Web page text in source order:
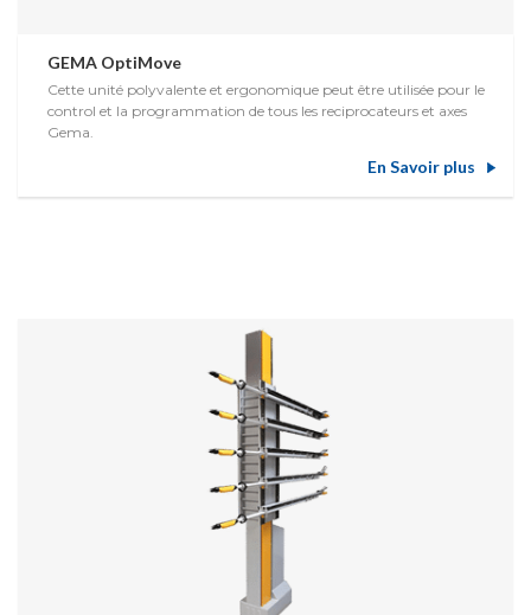
GEMA OptiMove
Cette unité polyvalente et ergonomique peut être utilisée pour le
control et la programmation de tous les reciprocateurs et axes
Gema.
En Savoir plus